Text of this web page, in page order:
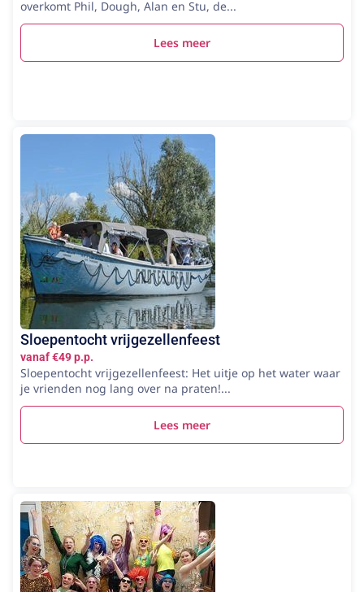
overkomt Phil, Dough, Alan en Stu, de...
Lees meer
Sloepentocht vrijgezellenfeest
vanaf €49 p.p.
Sloepentocht vrijgezellenfeest: Het uitje op het water waar
je vrienden nog lang over na praten!...
Lees meer